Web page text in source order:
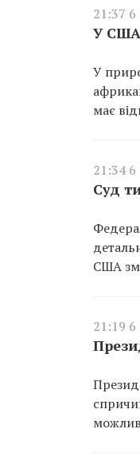
21:37
У США
У
має
21:34
Суд
США
21:19